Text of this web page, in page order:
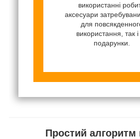
використанні
аксесуари
для
використання, так і
подарунки.
Простий алгоритм